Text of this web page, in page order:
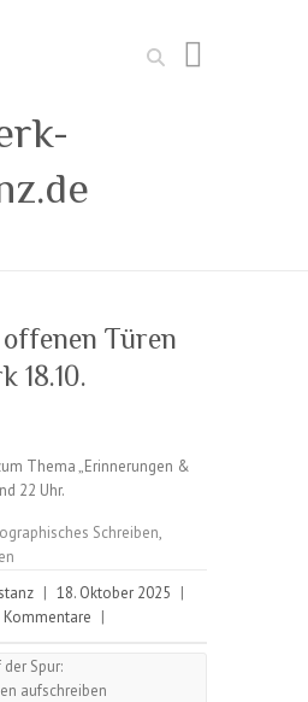
Suchen
Türen
18.10.
Thema „Erinnerungen &
22 Uhr.
Schreiben,
| 18. Oktober 2025 |
Kommentare |
Spur:
aufschreiben